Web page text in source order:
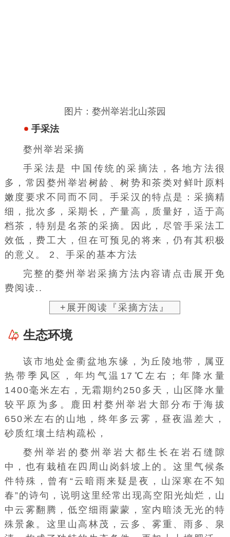
图片：婺州举岩北山茶园
手采法
婺州举岩采摘
手采法是 中国 传统的采摘法，各地方法很
多，常因婺州举岩树龄、树势和茶类对鲜叶 原料
嫩度要求不同而不同。手采汉的特点是：采摘精
细，批次多，采期长，产量高，质量好，适于高
档茶，特别是名茶的采摘。因此，尽管手采法工
效低，费工大，但在可预见的将来，仍有其积极
的意义。 2、手采的基本方法
完整的婺州举岩采摘方法内容请点击展开免
费阅读..
+展开阅读『采摘方法』
生态环境
该市地处金衢盆地 东缘，为 丘陵 地带，属亚
热带季风区，年均气温17℃左右；年 降水量
1400毫米左右， 无霜期 约250多天，山区降水量
较平原为多。鹿田村婺州举岩大部分布于海拔
650米左右的山地，终年多云雾，昼夜温差大，
砂质红壤土结构疏松，
婺州举岩的婺州举岩大都生长在岩石缝隙
中，也有栽植在四周山岗斜坡上的。这里气候条
件特殊，曾有“云暗雨来疑是夜，山深寒在不知
春”的诗句，说明这里经常出现高空阳光灿烂，山
中云雾翻腾，低空细雨蒙蒙，室内暗淡无光的特
殊景象。这里山高林茂，云多、雾重、雨多、泉